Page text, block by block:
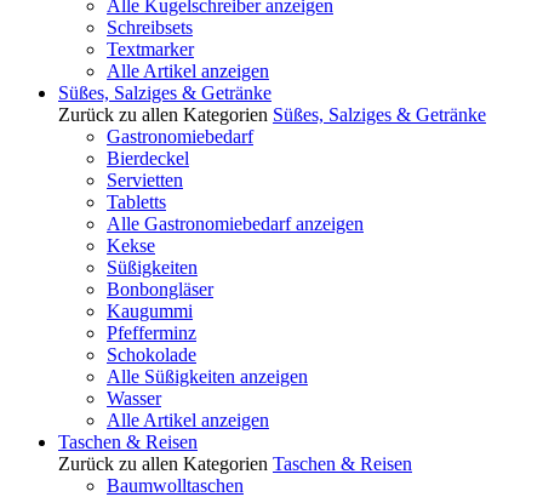
Alle Kugelschreiber anzeigen
Schreibsets
Textmarker
Alle Artikel anzeigen
Süßes, Salziges & Getränke
Zurück zu allen Kategorien Süßes, Salziges & Getränke
Gastronomiebedarf
Bierdeckel
Servietten
Tabletts
Alle Gastronomiebedarf anzeigen
Kekse
Süßigkeiten
Bonbongläser
Kaugummi
Pfefferminz
Schokolade
Alle Süßigkeiten anzeigen
Wasser
Alle Artikel anzeigen
Taschen & Reisen
Zurück zu allen Kategorien Taschen & Reisen
Baumwolltaschen